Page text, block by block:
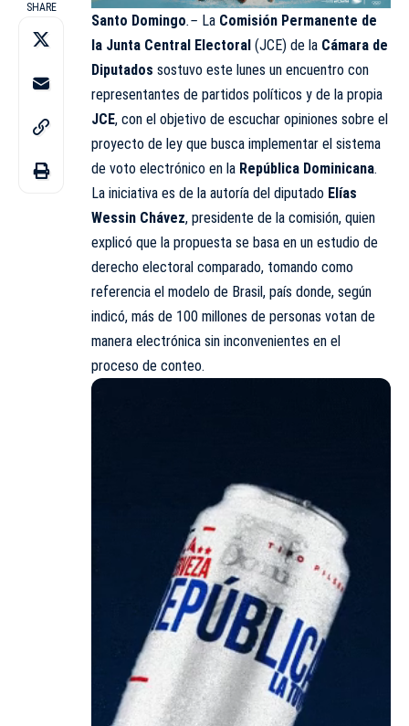
SHARE
Santo Domingo.– La Comisión Permanente de
la Junta Central Electoral (JCE) de la Cámara de
Diputados sostuvo este lunes un encuentro con
representantes de partidos políticos y de la propia
JCE, con el objetivo de escuchar opiniones sobre el
proyecto de ley que busca implementar el sistema
de voto electrónico en la República Dominicana.
La iniciativa es de la autoría del diputado Elías
Wessin Chávez, presidente de la comisión, quien
explicó que la propuesta se basa en un estudio de
derecho electoral comparado, tomando como
referencia el modelo de Brasil, país donde, según
indicó, más de 100 millones de personas votan de
manera electrónica sin inconvenientes en el
proceso de conteo.